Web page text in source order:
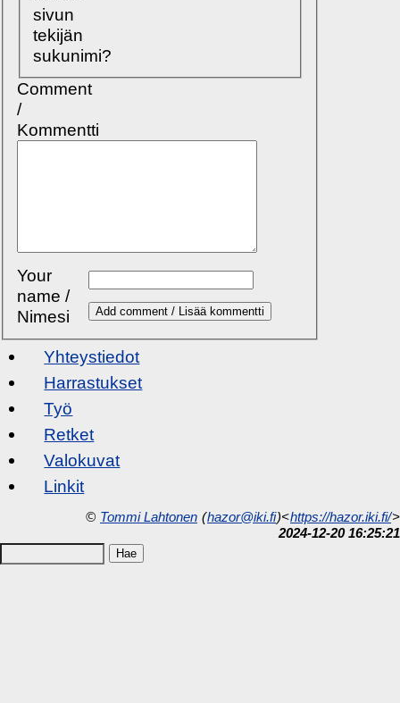
sivun
tekijän
sukunimi?
Comment
/
Kommentti
Your
name /
Nimesi
Yhteystiedot
Harrastukset
Työ
Retket
Valokuvat
Linkit
© Tommi Lahtonen (hazor@iki.fi)<https://hazor.iki.fi/>
2024-12-20 16:25:21